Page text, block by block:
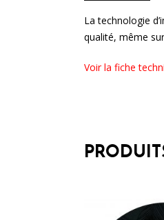
La technologie
qualité, même
Voir la fiche